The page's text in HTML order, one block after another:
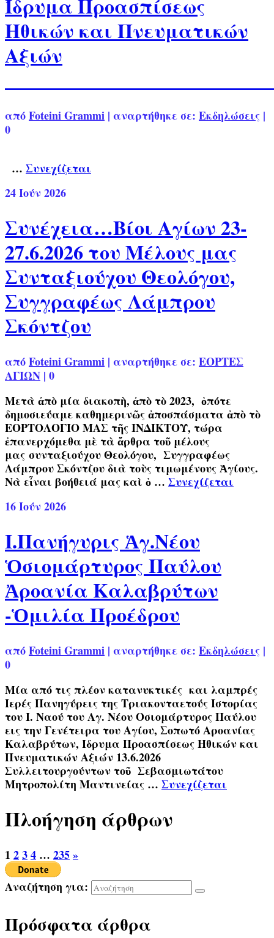
Ίδρυμα Προασπίσεως
Ηθικών και Πνευματικών
Αξιών
απόFoteini Grammi | αναρτήθηκε σε: Εκδηλώσεις |
0
… Συνεχίζεται
24Ιούν 2026
Συνέχεια…Βίοι Αγίων 23-
27.6.2026 του Μέλους μας
Συνταξιούχου Θεολόγου,
Συγγραφέως Λάμπρου
Σκόντζου
απόFoteini Grammi | αναρτήθηκε σε: ΕΟΡΤΕΣ
ΑΓΙΩΝ | 0
Μετὰ ἀπὸ μία διακοπὴ, ἀπὸ τὸ 2023, ὁπότε
δημοσιεύαμε καθημερινῶς ἀποσπάσματα ἀπὸ τὸ
ΕΟΡΤΟΛΟΓΙΟ ΜΑΣ τῆς ΙΝΔΙΚΤΟΥ, τώρα
ἐπανερχόμεθα μὲ τὰ ἄρθρα τοῦ μέλους
μας συνταξιούχου Θεολόγου, Συγγραφέως
Λάμπρου Σκόντζου διὰ τοὺς τιμωμένους Ἁγίους.
Νὰ εἶναι βοήθειά μας καὶ ὁ … Συνεχίζεται
16Ιούν 2026
Ι.Πανήγυρις Ἁγ.Νέου
Ὁσιομάρτυρος Παύλου
Ἀροανία Καλαβρύτων
-Ὁμιλία Προέδρου
απόFoteini Grammi | αναρτήθηκε σε: Εκδηλώσεις |
0
Μία από τις πλέον κατανυκτικές και λαμπρές
Ιερές Πανηγύρεις της Τριακονταετούς Ιστορίας
του Ι. Ναού του Αγ. Νέου Οσιομάρτυρος Παύλου
εις την Γενέτειρα του Αγίου, Σοπωτό Αροανίας
Καλαβρύτων, Ίδρυμα Προασπίσεως Ηθικών και
Πνευματικών Αξιών 13.6.2026
Συλλειτουργούντων τοῦ Σεβασμιωτάτου
Μητροπολίτη Μαντινείας … Συνεχίζεται
Πλοήγηση άρθρων
1 234 … 235»
Αναζήτηση για:
Πρόσφατα άρθρα